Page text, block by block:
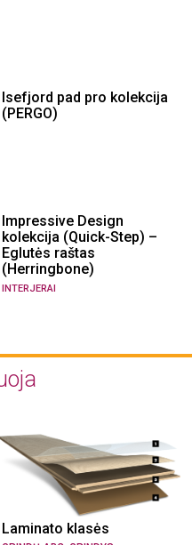
Isefjord pad pro kolekcija
(PERGO)
Impressive Design
kolekcija (Quick-Step) –
Eglutės raštas
(Herringbone)
INTERJERAI
Laminato klasės